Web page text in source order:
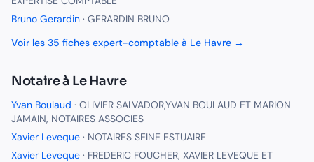
Bruno Gerardin · GERARDIN BRUNO
Voir les 35 fiches expert-comptable à Le Havre →
Notaireà Le Havre
Yvan Boulaud · OLIVIER SALVADOR,YVAN BOULAUD ET MARION
JAMAIN, NOTAIRES ASSOCIES
Xavier Leveque · NOTAIRES SEINE ESTUAIRE
Xavier Leveque · FREDERIC FOUCHER, XAVIER LEVEQUE ET